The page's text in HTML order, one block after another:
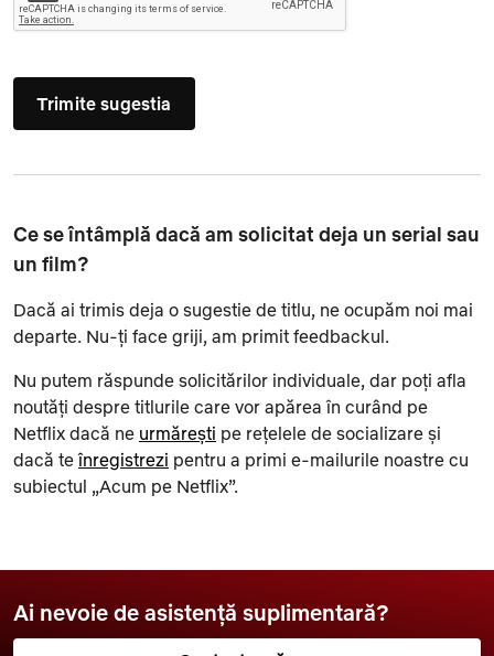
Trimite sugestia
Ce se întâmplă dacă am solicitat deja un serial sau
un film?
Dacă ai trimis deja o sugestie de titlu, ne ocupăm noi mai
departe. Nu-ți face griji, am primit feedbackul.
Nu putem răspunde solicitărilor individuale, dar poți afla
noutăți despre titlurile care vor apărea în curând pe
Netflix dacă ne urmărești pe rețelele de socializare și
dacă teînregistrezi pentru a primi e-mailurile noastre cu
subiectul „Acum pe Netflix”.
Ai nevoie de asistență suplimentară?